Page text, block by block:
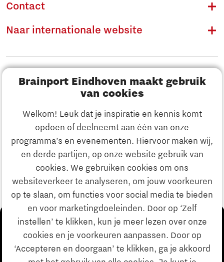
Brainport Eindhoven maakt gebruik
van cookies
Welkom! Leuk dat je inspiratie en kennis komt
opdoen of deelneemt aan één van onze
programma’s en evenementen. Hiervoor maken wij,
en derde partijen, op onze website gebruik van
cookies. We gebruiken cookies om ons
websiteverkeer te analyseren, om jouw voorkeuren
op te slaan, om functies voor social media te bieden
en voor marketingdoeleinden. Door op ‘Zelf
instellen’ te klikken, kun je meer lezen over onze
cookies en je voorkeuren aanpassen. Door op
‘Accepteren en doorgaan’ te klikken, ga je akkoord
Ontdek Brainport
Innovatie
Ondernemen
Onderwijs
Contact
Naar internationale website
Disclaimer
Cookieinstellingen